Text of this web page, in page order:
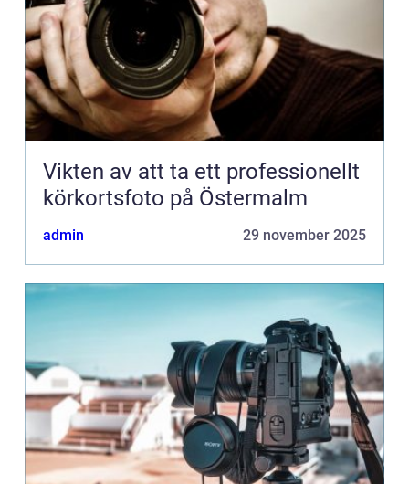
Vikten av att ta ett professionellt
körkortsfoto på Östermalm
admin 29 november 2025